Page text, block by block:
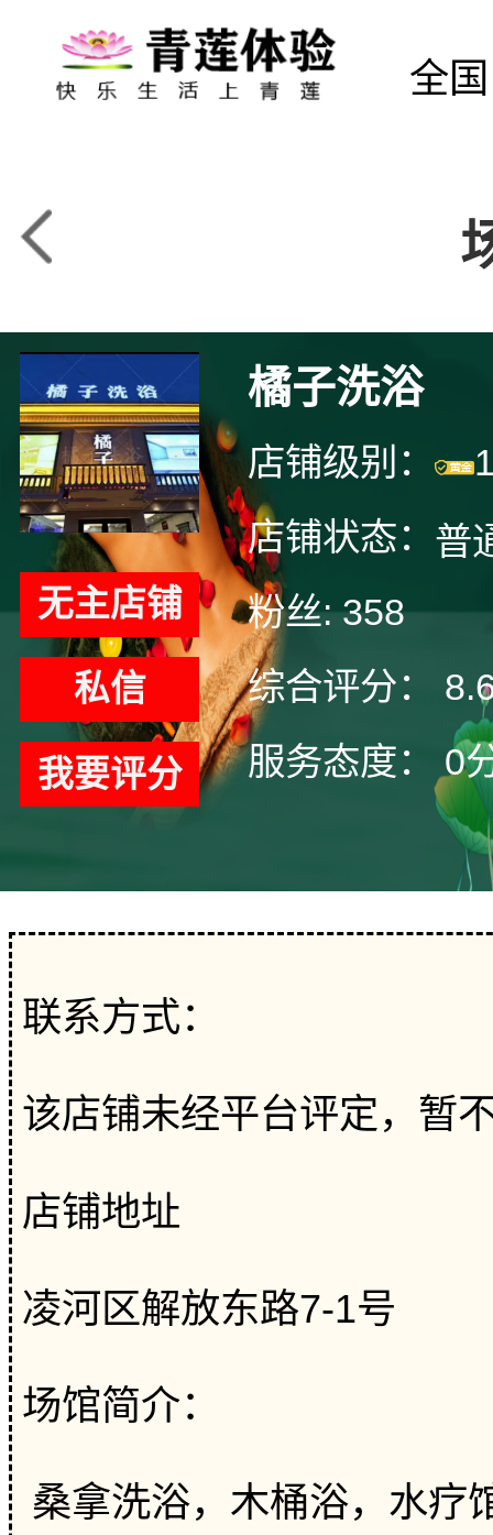
全国
无主店铺
私信
我要评分
橘子洗浴
店铺级别：
店铺状态： 普
粉丝: 358
综合评分：
服务态度：
0
联系方式：
该店铺未经平台评定，暂
店铺地址
凌河区解放东路7-1号
场馆简介：
桑拿洗浴，木桶浴，水疗